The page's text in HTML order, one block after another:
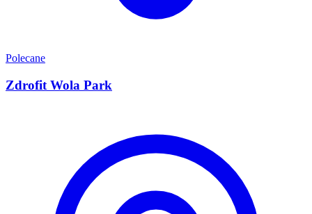
Polecane
Zdrofit Wola Park